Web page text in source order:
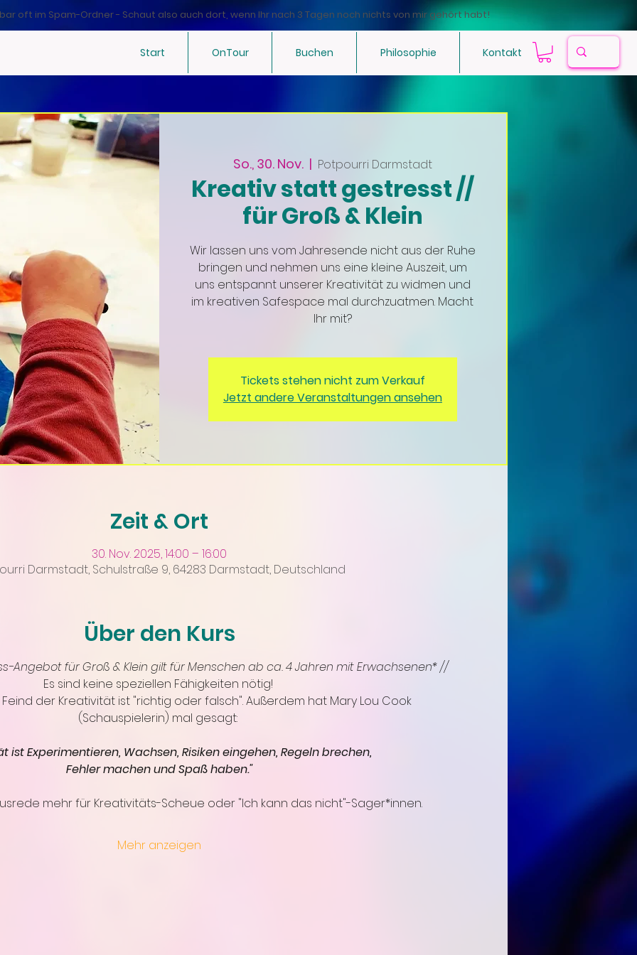
oft im Spam-Ordner - Schaut also auch dort, wenn Ihr nach 3 Tagen noch nichts von mir gehört habt!
Start OnTour Buchen Philosophie Kontakt
So., 30. Nov.
  |
Potpourri Darmstadt
Kreativ statt gestresst //
für Groß & Klein
Wir lassen uns vom Jahresende nicht aus der Ruhe
bringen und nehmen uns eine kleine Auszeit, um
uns entspannt unserer Kreativität zu widmen und
im kreativen Safespace mal durchzuatmen. Macht
Ihr mit?
Tickets stehen nicht zum Verkauf
Jetzt andere Veranstaltungen ansehen
Zeit & Ort
30. Nov. 2025, 14:00 – 16:00
Darmstadt, Schulstraße 9, 64283 Darmstadt, Deutschland
Über den Kurs
Angebot für Groß & Klein gilt für Menschen ab ca. 4 Jahren mit Erwachsenen* //
Es sind keine speziellen Fähigkeiten nötig!
der Kreativität ist "richtig oder falsch". Außerdem hat Mary Lou Cook
(Schauspielerin) mal gesagt:
ist Experimentieren, Wachsen, Risiken eingehen, Regeln brechen,
Fehler machen und Spaß haben."
mehr für Kreativitäts-Scheue oder "Ich kann das nicht"-Sager*innen.
Mehr anzeigen